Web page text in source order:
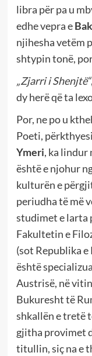
libra për pa u
edhe vepra e
njihesha vetëm
shtypin tonë,
„Zjarri i Shenjtë“
dy herë që ta
Por, ne po u
Poeti,
Ymeri, ka lindur
është e njohur
kulturën e
periudha të më
studimet e larta
Fakultetin e
(sot Republika
është
Austrisë, në
Bukuresht të
shkallën e tretë
gjitha provimet
titullin, siç na e